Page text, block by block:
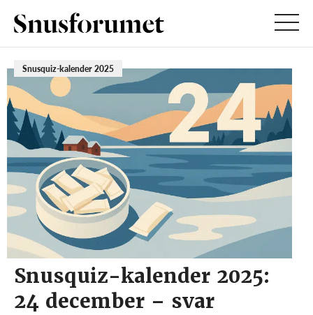
Snusquiz-kalender 2025
Snusquiz-kalender 2025:
24 december – svar